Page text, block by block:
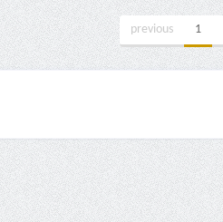
previous 1